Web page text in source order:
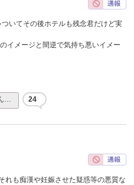
いてその後ホテルも残念君だけど実
イメージと間逆で気持ち悪いイメー
… 24
れも痴漢や妊娠させた疑惑等の悪質な